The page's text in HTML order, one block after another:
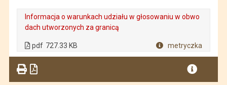
Informacja o warunkach udziału w głosowaniu w obwo
dach utworzonych za granicą
pdf 727.33 KB metryczka